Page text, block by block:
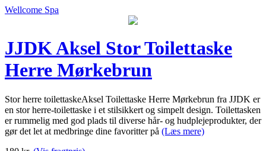
Wellcome Spa
JJDK Aksel Stor Toilettaske
Herre Mørkebrun
Stor herre toilettaskeAksel Toilettaske Herre Mørkebrun fra JJDK er
en stor herre-toilettaske i et stilsikkert og simpelt design. Toilettasken
er rummelig med god plads til diverse hår- og hudplejeprodukter, der
gør det let at medbringe dine favoritter på (Læs mere)